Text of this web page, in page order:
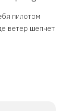
пилотом
ветер шепчет